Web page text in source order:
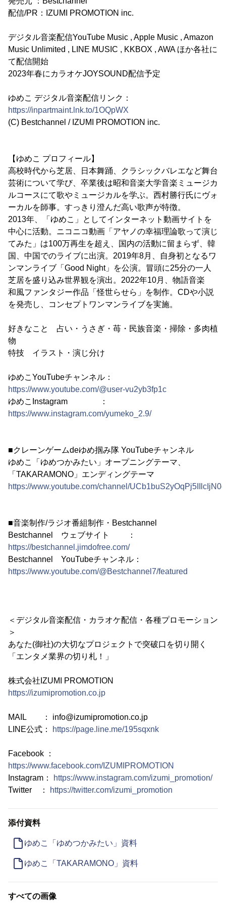
配信/PR：IZUMI PROMOTION inc.
デジタル音楽配信YouTube Music , Apple Music , Amazon
Music Unlimited , LINE MUSIC , KKBOX , AWA ほか各社に
て配信開始
2023年春にカラオケJOYSOUND配信予定
ゆめこ デジタル音楽配信リンク：
https://inpartmaint.lnk.to/1OQpWX
(C) Bestchannel / IZUMI PROMOTION inc.
【ゆめこ プロフィール】
高校時代から芝居、日本舞踊、クラシックバレエなど舞台
芸術について学び、卒業後は昭和音楽大学音楽ミュージカ
ルコースにて歌やミュージカルを学ぶ。西村勝行氏にヴォ
ーカルを師事。すっきり澄んだ高い歌声が特徴。
2013年、「ゆめこ」としてインターネット動画サイトを
中心に活動。ニコニコ動画「アヤノの幸福理論歌って演じ
てみた」は100万再生を超え、国内の活動に留まらず、韓
国、中国でのライブに出演。2019年8月、自身初となるワ
ンマンライブ「Good Night」を公演。冒頭に25分の一人
芝居を盛り込み世界観を演出。2022年10月、物語音楽
和風ファンタジー作品「怪世らせら」を制作。CDや小説
を発売し、コンセプトワンマンライブを実施。
好きなこと 占い・うさぎ・苺・民族音楽・掃除・多肉植
物
特技 イラスト・演じ分け
ゆめこYouTubeチャンネル：
https://www.youtube.com/@user-vu2yb3fp1c
ゆめこInstagram ：
https://www.instagram.com/yumeko_2.9/
■クレーンゲームdeゆめ掴み隊 YouTubeチャンネル
ゆめこ「ゆめつかみたい」オープニングテーマ、
「TAKARAMONO」エンディングテーマ
https://www.youtube.com/channel/
■音楽制作/ラジオ番組制作・Bestchannel
Bestchannel ウェブサイト ：
https://bestchannel.jimdofree.com/
Bestchannel YouTubeチャンネル：
https://www.youtube.com/@Bestchannel7/featured
＜デジタル音楽配信・カラオケ配信・各種プロモーション
＞
あなた(御社)の大切なプロジェクトで突破口を切り開く
「エンタメ業界の切り札！」
株式会社IZUMI PROMOTION
https://izumipromotion.co.jp
MAIL ： info@izumipromotion.co.jp
LINE公式：
https://page.line.me/195sqxnk
Facebook ：
https://www.facebook.com/IZUMIPROMOTION
Instagram：
https://www.instagram.com/izumi_promotion/
Twitter ：
https://twitter.com/izumi_promotion
添付資料
ゆめこ「ゆめつかみたい」資料
ゆめこ「TAKARAMONO」資料
すべての画像